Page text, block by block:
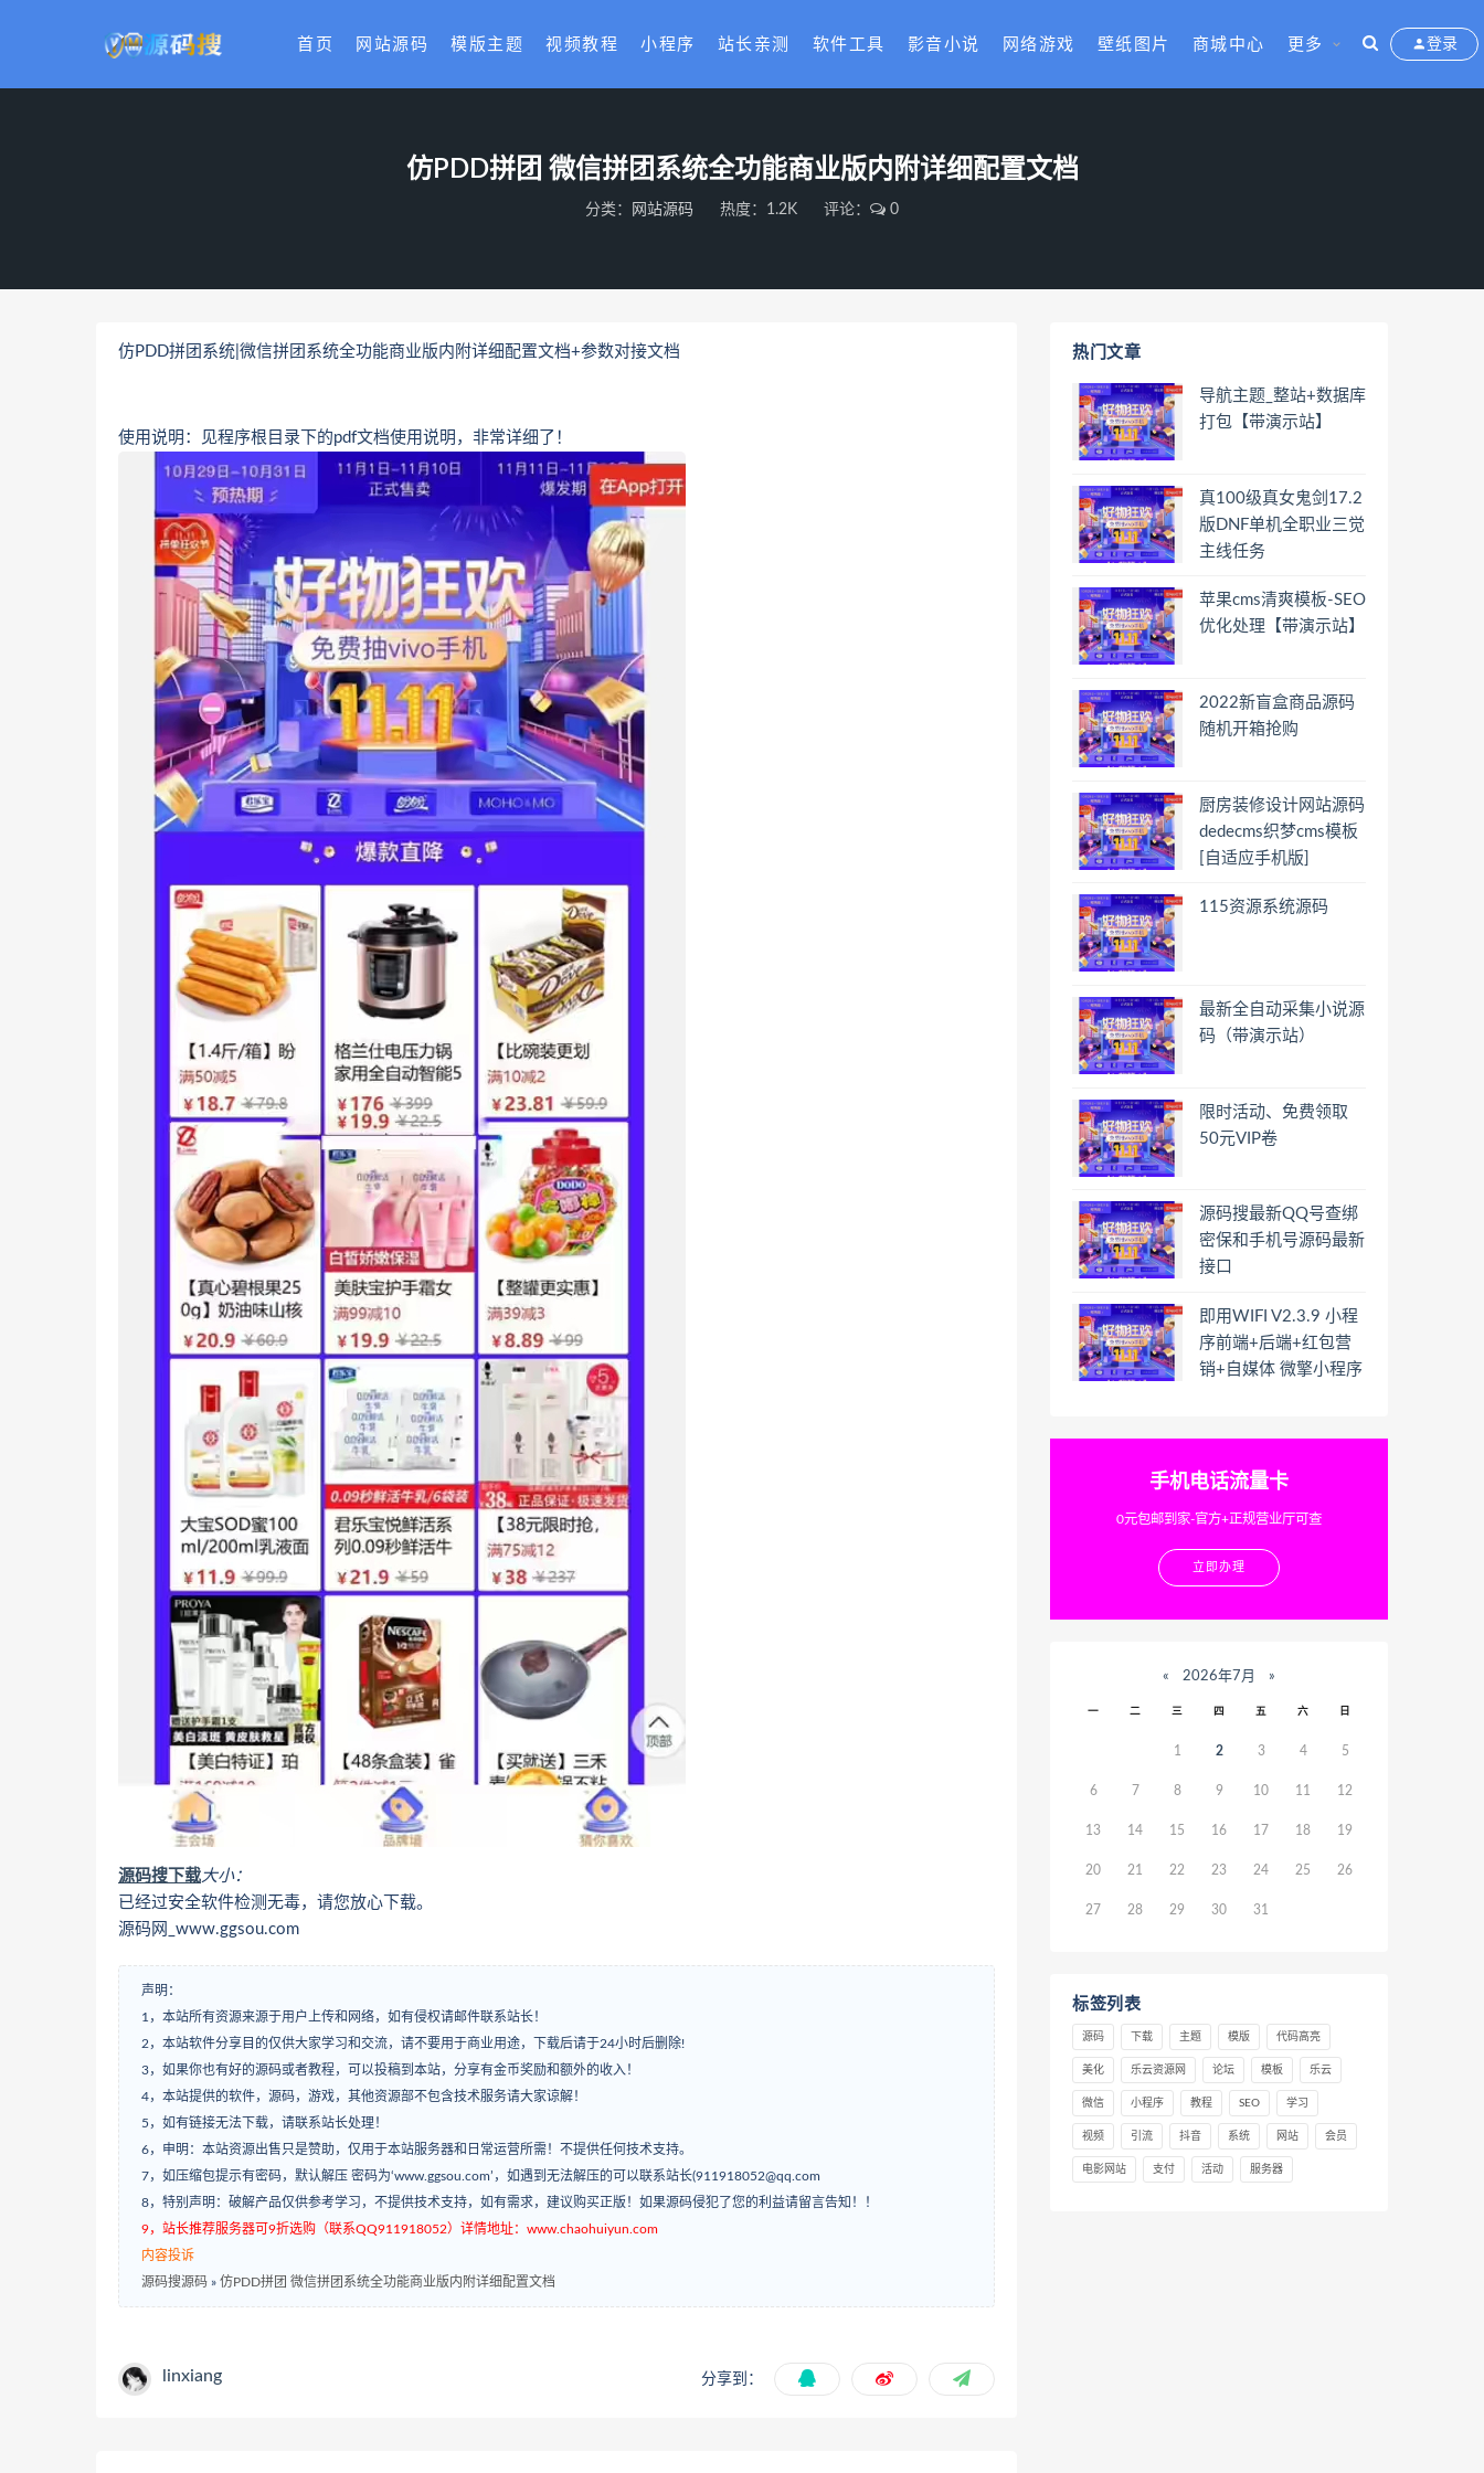
首页 网站源码 模版主题 视频教程 小程序 站长亲测 软件工具 影音小说 网络游戏 壁纸图片 商城中心 更多 登录
仿PDD拼团 微信拼团系统全功能商业版内附详细配置文档
分类： 网站源码 热度：1.2K 评论： 0
仿PDD拼团系统|微信拼团系统全功能商业版内附详细配置文档+参数对接文档
使用说明：见程序根目录下的pdf文档使用说明，非常详细了！
源码搜下载大小：
已经过安全软件检测无毒，请您放心下载。
源码网_www.ggsou.com
声明：
1，本站所有资源来源于用户上传和网络，如有侵权请邮件联系站长！
2，本站软件分享目的仅供大家学习和交流，请不要用于商业用途，下载后请于24小时后删除!
3，如果你也有好的源码或者教程，可以投稿到本站，分享有金币奖励和额外的收入！
4，本站提供的软件，源码，游戏，其他资源部不包含技术服务请大家谅解！
5，如有链接无法下载，请联系站长处理！
6，申明：本站资源出售只是赞助，仅用于本站服务器和日常运营所需！不提供任何技术支持。
7，如压缩包提示有密码，默认解压 密码为‘www.ggsou.com’，如遇到无法解压的可以联系站长(911918052@qq.com
8，特别声明：破解产品仅供参考学习，不提供技术支持，如有需求，建议购买正版！如果源码侵犯了您的利益请留言告知！！
9，站长推荐服务器可9折选购（联系QQ911918052）详情地址：www.chaohuiyun.com
内容投诉
源码搜源码 » 仿PDD拼团 微信拼团系统全功能商业版内附详细配置文档
linxiang 分享到：
热门文章
导航主题_整站+数据库
打包【带演示站】
真100级真女鬼剑17.2
版DNF单机全职业三觉
主线任务
苹果cms清爽模板-SEO
优化处理【带演示站】
2022新盲盒商品源码
随机开箱抢购
厨房装修设计网站源码
dedecms织梦cms模板
[自适应手机版]
115资源系统源码
最新全自动采集小说源
码（带演示站）
限时活动、免费领取
50元VIP卷
源码搜最新QQ号查绑
密保和手机号源码最新
接口
即用WIFI V2.3.9 小程
序前端+后端+红包营
销+自媒体 微擎小程序
手机电话流量卡
0元包邮到家-官方+正规营业厅可查
立即办理
« 2026年7月 »
一 二 三 四 五 六 日
1 2 3 4 5
6 7 8 9 10 11 12
13 14 15 16 17 18 19
20 21 22 23 24 25 26
27 28 29 30 31
标签列表
源码 下载 主题 模版 代码高亮
美化 乐云资源网 论坛 模板 乐云
微信 小程序 教程 SEO 学习
视频 引流 抖音 系统 网站 会员
电影网站 支付 活动 服务器